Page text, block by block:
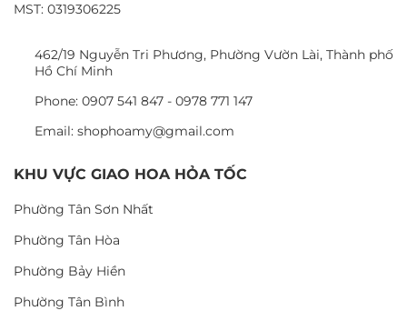
MST: 0319306225
462/19 Nguyễn Tri Phương, Phường Vườn Lài, Thành phố
Hồ Chí Minh
Phone: 0907 541 847 - 0978 771 147
Email: shophoamy@gmail.com
KHU VỰC GIAO HOA HỎA TỐC
Phường Tân Sơn Nhất
Phường Tân Hòa
Phường Bảy Hiền
Phường Tân Bình